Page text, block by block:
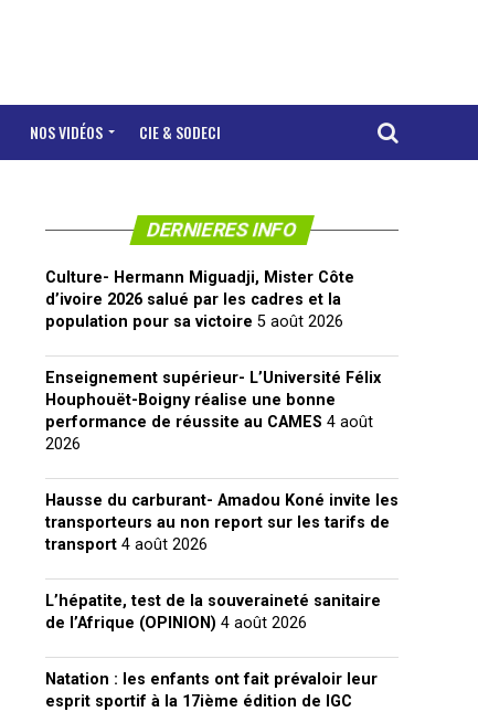
NOS VIDÉOS CIE & SODECI
DERNIERES INFO
Culture- Hermann Miguadji, Mister Côte
d’ivoire 2026 salué par les cadres et la
population pour sa victoire 5 août 2026
Enseignement supérieur- L’Université Félix
Houphouët-Boigny réalise une bonne
performance de réussite au CAMES 4 août
2026
Hausse du carburant- Amadou Koné invite les
transporteurs au non report sur les tarifs de
transport 4 août 2026
L’hépatite, test de la souveraineté sanitaire
de l’Afrique (OPINION) 4 août 2026
Natation : les enfants ont fait prévaloir leur
esprit sportif à la 17ième édition de IGC